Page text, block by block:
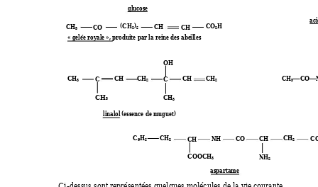
glucose
CO2H
CH3 CH
CO (CH2)5
CH
« gelée royale », produite par la reine des abeilles
OH
CH3 CH CH
CH3
C CH2
C
CH3
CH2
linalol (essence de muguet)
C6H5 CH CH
CH2
COOCH3
NH CO CH2
NH2
aspartame
CH3CO